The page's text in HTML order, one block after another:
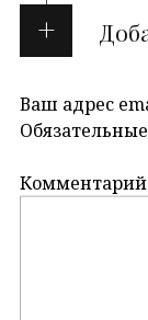
Ваш адрес
Комментарий